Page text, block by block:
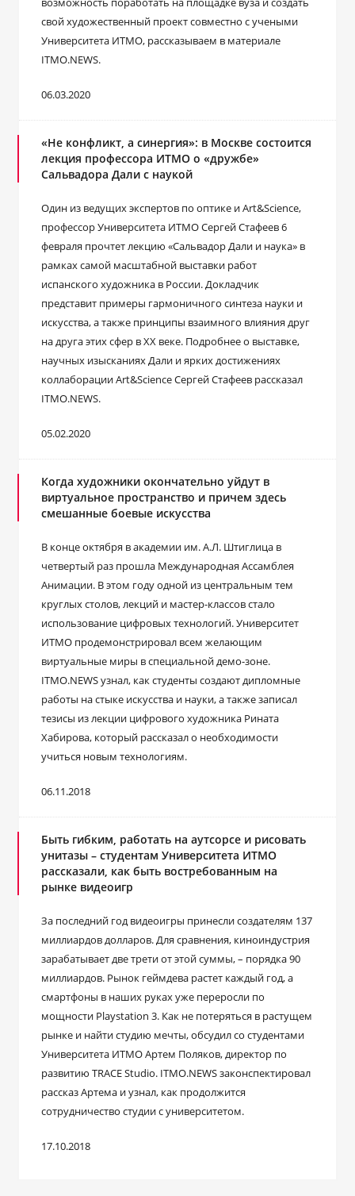
свой художественный проект совместно с учеными
Университета ИТМО, рассказываем в материале
ITMO.NEWS.
06.03.2020
«Не конфликт, а синергия»: в Москве состоится
лекция профессора ИТМО о «дружбе»
Сальвадора Дали с наукой
Один из ведущих экспертов по оптике и Art&Science,
профессор Университета ИТМО Сергей Стафеев 6
февраля прочтет лекцию «Сальвадор Дали и наука» в
рамках самой масштабной выставки работ
испанского художника в России. Докладчик
представит примеры гармоничного синтеза науки и
искусства, а также принципы взаимного влияния друг
на друга этих сфер в XX веке. Подробнее о выставке,
научных изысканиях Дали и ярких достижениях
коллаборации Art&Science Сергей Стафеев рассказал
ITMO.NEWS.
05.02.2020
Когда художники окончательно уйдут в
виртуальное пространство и причем здесь
смешанные боевые искусства
В конце октября в академии им. А.Л. Штиглица в
четвертый раз прошла Международная Ассамблея
Анимации. В этом году одной из центральным тем
круглых столов, лекций и мастер-классов стало
использование цифровых технологий. Университет
ИТМО продемонстрировал всем желающим
виртуальные миры в специальной демо-зоне.
ITMO.NEWS узнал, как студенты создают дипломные
работы на стыке искусства и науки, а также записал
тезисы из лекции цифрового художника Рината
Хабирова, который рассказал о необходимости
учиться новым технологиям.
06.11.2018
Быть гибким, работать на аутсорсе и рисовать
унитазы – студентам Университета ИТМО
рассказали, как быть востребованным на
рынке видеоигр
За последний год видеоигры принесли создателям 137
миллиардов долларов. Для сравнения, киноиндустрия
зарабатывает две трети от этой суммы, – порядка 90
миллиардов. Рынок геймдева растет каждый год, а
смартфоны в наших руках уже переросли по
мощности Playstation 3. Как не потеряться в растущем
рынке и найти студию мечты, обсудил со студентами
Университета ИТМО Артем Поляков, директор по
развитию TRACE Studio. ITMO.NEWS законспектировал
рассказ Артема и узнал, как продолжится
сотрудничество студии с университетом.
17.10.2018